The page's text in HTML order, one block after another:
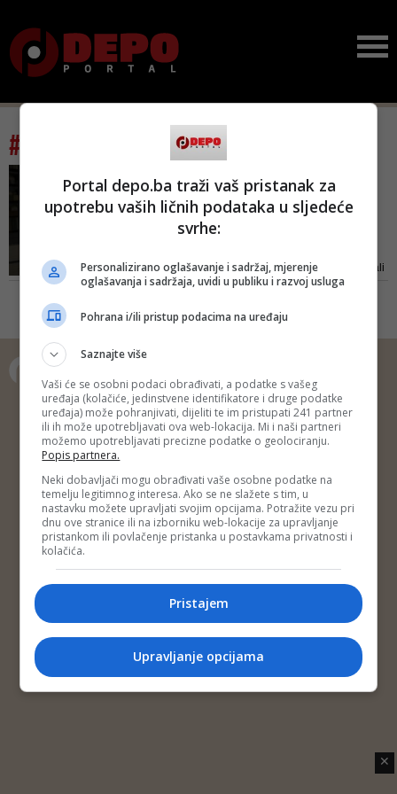
#tag: šiizam
DURAKOVIĆ UPOZORAVA
Najveće kataklizme u
Volio bih da mogu biti optimist, ali
mi kao naučniku valja biti realist.
je se ne odričemo, ali – naš svijet
pogrešnom smjeru, kaže prof. dr.
Es...
Copyright © 2014 Depo Portal
Impressum
Kontakt Marketing
Privatnost korisnika
O nama
✕
Portal depo.ba traži vaš pristanak za
upotrebu vaših ličnih podataka u sljedeće
svrhe:
Personalizirano oglašavanje i sadržaj, mjerenje
oglašavanja i sadržaja, uvidi u publiku i razvoj usluga
Pohrana i/ili pristup podacima na uređaju
Saznajte više
Vaši će se osobni podaci obrađivati, a podatke s vašeg
uređaja (kolačiće, jedinstvene identifikatore i druge podatke
uređaja) može pohranjivati, dijeliti te im pristupati 241 partner
ili ih može upotrebljavati ova web-lokacija. Mi i naši partneri
možemo upotrebljavati precizne podatke o geolociranju.
Popis partnera.
Neki dobavljači mogu obrađivati vaše osobne podatke na
temelju legitimnog interesa. Ako se ne slažete s tim, u
nastavku možete upravljati svojim opcijama. Potražite vezu pri
dnu ove stranice ili na izborniku web-lokacije za upravljanje
pristankom ili povlačenje pristanka u postavkama privatnosti i
kolačića.
Pristajem
Upravljanje opcijama